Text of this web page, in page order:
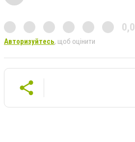
0,0
Авторизуйтесь, щоб оцінити